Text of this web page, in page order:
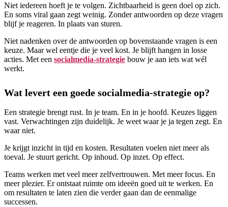
Niet iedereen hoeft je te volgen. Zichtbaarheid is geen doel op zich.
En soms viral gaan zegt weinig. Zonder antwoorden op deze vragen
blijf je reageren. In plaats van sturen.
Niet nadenken over de antwoorden op bovenstaande vragen is een
keuze. Maar wel eentje die je veel kost. Je blijft hangen in losse
acties. Met een socialmedia-strategie bouw je aan iets wat wél
werkt.
Wat levert een goede socialmedia-strategie op?
Een strategie brengt rust. In je team. En in je hoofd. Keuzes liggen
vast. Verwachtingen zijn duidelijk. Je weet waar je ja tegen zegt. En
waar niet.
Je krijgt inzicht in tijd en kosten. Resultaten voelen niet meer als
toeval. Je stuurt gericht. Op inhoud. Op inzet. Op effect.
Teams werken met veel meer zelfvertrouwen. Met meer focus. En
meer plezier. Er ontstaat ruimte om ideeën goed uit te werken. En
om resultaten te laten zien die verder gaan dan de eenmalige
successen.